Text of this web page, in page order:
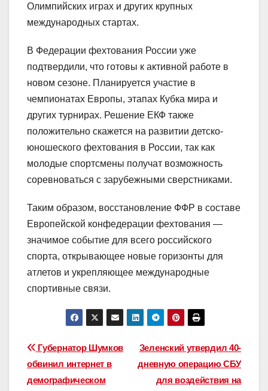
Олимпийских играх и других крупных
международных стартах.
В Федерации фехтования России уже
подтвердили, что готовы к активной работе в
новом сезоне. Планируется участие в
чемпионатах Европы, этапах Кубка мира и
других турнирах. Решение ЕКФ также
положительно скажется на развитии детско-
юношеского фехтования в России, так как
молодые спортсмены получат возможность
соревноваться с зарубежными сверстниками.
Таким образом, восстановление ФФР в составе
Европейской конфедерации фехтования —
значимое событие для всего российского
спорта, открывающее новые горизонты для
атлетов и укрепляющее международные
спортивные связи.
Навигация
по
Зеленский утвердил 40-
дневную операцию СБУ
для воздействия на
Губернатор Шумков
обвинил интернет в
демографическом